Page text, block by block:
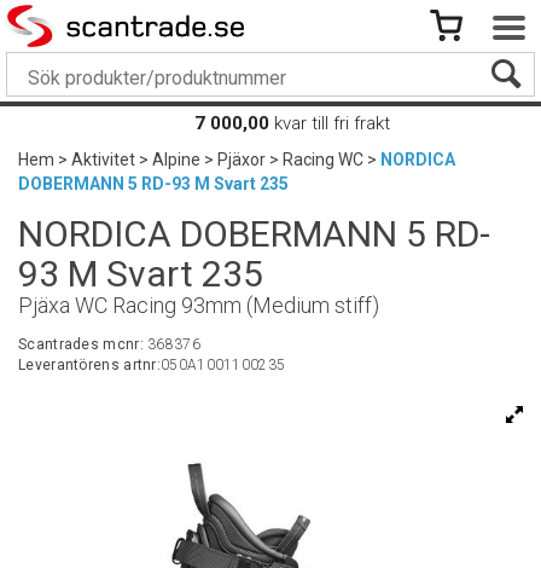
7 000,00 kvar till fri frakt
Hem>Aktivitet>Alpine>Pjäxor>Racing WC> NORDICA
DOBERMANN 5 RD-93 M Svart 235
NORDICA DOBERMANN 5 RD-
93 M Svart 235
Pjäxa WC Racing 93mm (Medium stiff)
Scantrades mcnr: 368376
Leverantörens artnr:050A1001100235